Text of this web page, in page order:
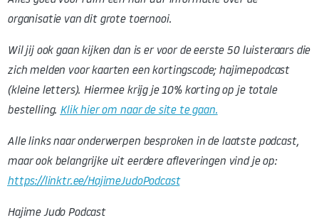
organisatie van dit grote toernooi.
Wil jij ook gaan kijken dan is er voor de eerste 50 luisteraars die
zich melden voor kaarten een kortingscode; hajimepodcast
(kleine letters). Hiermee krijg je 10% korting op je totale
bestelling. Klik hier om naar de site te gaan.
Alle links naar onderwerpen besproken in de laatste podcast,
maar ook belangrijke uit eerdere afleveringen vind je op:
https://linktr.ee/HajimeJudoPodcast
Hajime Judo Podcast